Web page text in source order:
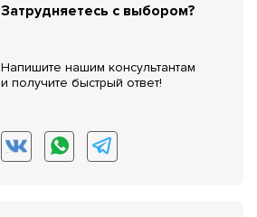
Затрудняетесь с выбором?
Напишите нашим консультантам
и получите быстрый ответ!